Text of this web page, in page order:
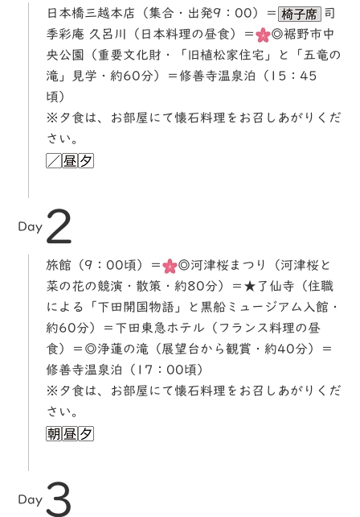
日本橋三越本店（集合・出発9：00）＝
司
季彩庵 久呂川（日本料理の昼食）＝
◎裾野市中
央公園（重要文化財・「旧植松家住宅」と「五竜の
滝」見学・約60分）＝修善寺温泉泊（15：45
頃）
※夕食は、お部屋にて懐石料理をお召しあがりくだ
さい。
Day 2
旅館（9：00頃）＝
◎河津桜まつり（河津桜と
菜の花の競演・散策・約80分）＝★了仙寺（住職
による「下田開国物語」と黒船ミュージアム入館・
約60分）＝下田東急ホテル（フランス料理の昼
食）＝◎浄蓮の滝（展望台から観賞・約40分）＝
修善寺温泉泊（17：00頃）
※夕食は、お部屋にて懐石料理をお召しあがりくだ
さい。
Day 3